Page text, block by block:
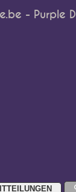
- Purple